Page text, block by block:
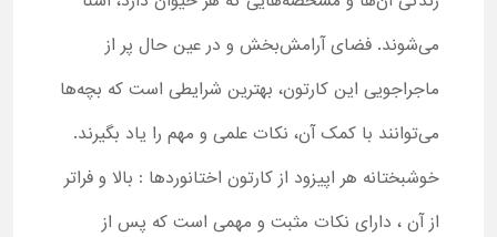
می‌شوند. فضای آرامش‌بخش و در عین حال پر از
ماجراجویی این کارتون، بهترین شرایطی است که بچه‌ها
می‌توانند با کمک آن، نکات علمی و مهم را یاد بگیرند.
خوشبختانه هر اپیزود از کارتون اختانوردها : بالا و فراتر
از آن ، دارای نکات مثبت و مهمی است که پس از